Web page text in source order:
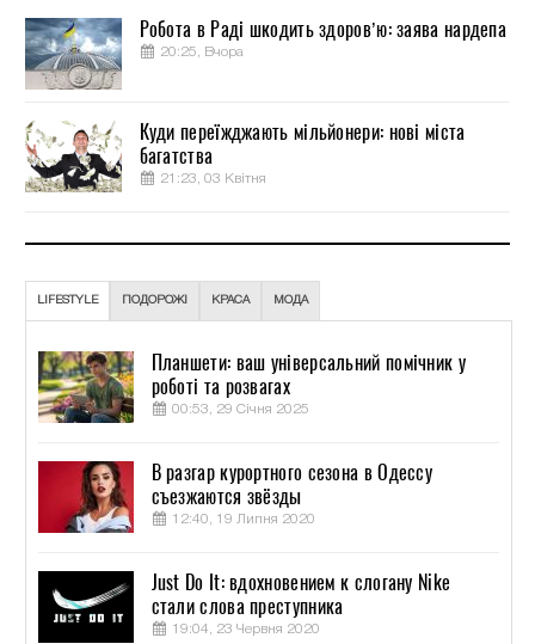
Робота в Раді шкодить здоров’ю: заява нардепа
20:25, Вчора
Куди переїжджають мільйонери: нові міста
багатства
21:23, 03 Квітня
LIFESTYLE ПОДОРОЖІ КРАСА МОДА
Планшети: ваш універсальний помічник у
роботі та розвагах
00:53, 29 Січня 2025
В разгар курортного сезона в Одессу
съезжаются звёзды
12:40, 19 Липня 2020
Just Do It: вдохновением к слогану Nike
стали слова преступника
19:04, 23 Червня 2020